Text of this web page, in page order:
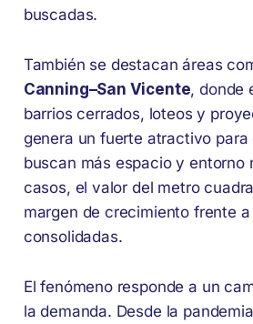
buscadas.
También se destacan áreas
Canning–San Vicente, donde
barrios cerrados, loteos y
genera un fuerte atractivo para
buscan más espacio y entorno
casos, el valor del metro
margen de crecimiento frente
consolidadas.
El fenómeno responde a un
la demanda. Desde la